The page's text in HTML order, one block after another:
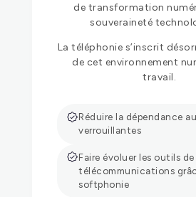
de transformation
souveraineté
La téléphonie s’inscrit
de cet environnement
travail.
Réduire la dépendance
verrouillantes
Faire évoluer les outils de
télécommunications
softphonie